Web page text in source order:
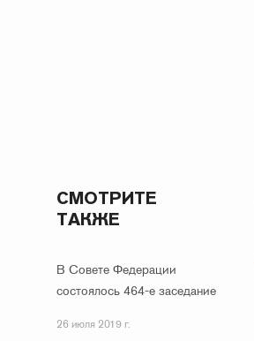
СМОТРИТЕ
ТАКЖЕ
В Совете Федерации
состоялось 464-е заседание
26 июля 2019 г.